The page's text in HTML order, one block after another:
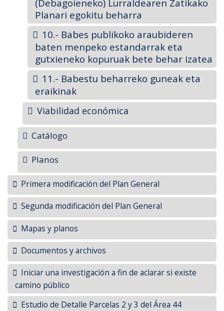
(Debagoieneko) Lurraldearen Zatikako
Planari egokitu beharra
10.- Babes publikoko araubideren
baten menpeko estandarrak eta
gutxieneko kopuruak bete behar izatea
11.- Babestu beharreko guneak eta
eraikinak
Viabilidad económica
Catálogo
Planos
Primera modificación del Plan General
Segunda modificación del Plan General
Mapas y planos
Documentos y archivos
Iniciar una investigación a fin de aclarar si existe
camino público
Estudio de Detalle Parcelas 2 y 3 del Área 44